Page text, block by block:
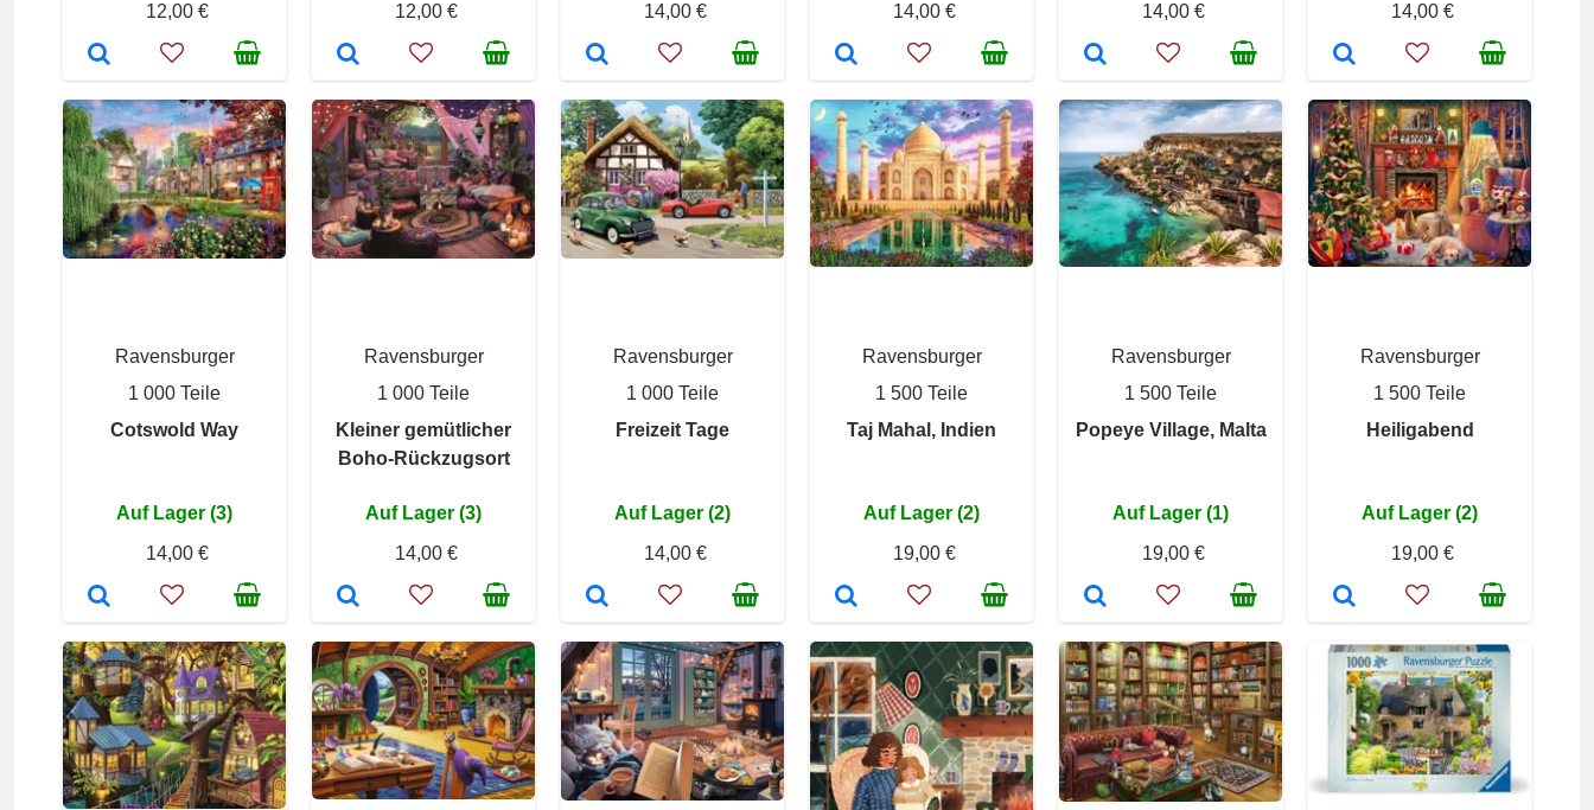
12,00 €
12,00 €
14,00 €
14,00 €
14,00 €
14,00 €
Ravensburger
1 000 Teile
Cotswold Way
Auf Lager (3)
14,00 €
Ravensburger
1 000 Teile
Kleiner gemütlicher
Boho-Rückzugsort
Auf Lager (3)
14,00 €
Ravensburger
1 000 Teile
Freizeit Tage
Auf Lager (2)
14,00 €
Ravensburger
1 500 Teile
Taj Mahal, Indien
Auf Lager (2)
19,00 €
Ravensburger
1 500 Teile
Popeye Village, Malta
Auf Lager (1)
19,00 €
Ravensburger
1 500 Teile
Heiligabend
Auf Lager (2)
19,00 €